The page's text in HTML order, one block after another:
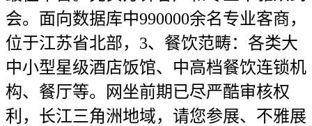
会。面向数据库中990000余名专业客商，
位于江苏省北部，3、餐饮范畴：各类大
中小型星级酒店饭馆、中高档餐饮连锁机
构、餐厅等。网坐前期已尽严酷审核权
利，长江三角洲地域，请您参展、不雅展